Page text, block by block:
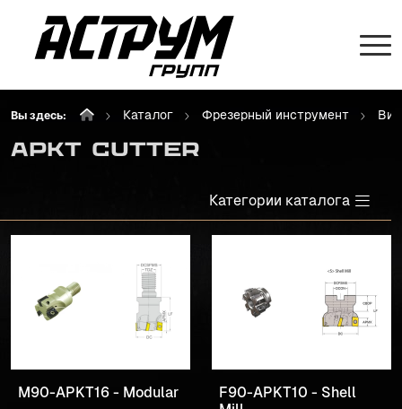
Вы здесь: Каталог Фрезерный инструмент
APKT Cutter
Категории каталога
M90-APKT16 - Modular
F90-APKT10 - Shell